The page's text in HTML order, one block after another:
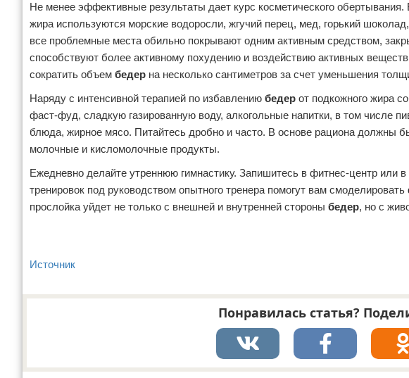
Не менее эффективные результаты дает курс косметического обертывания.
жира используются морские водоросли, жгучий перец, мед, горький
все проблемные места обильно покрывают одним активным средством,
способствуют более активному похудению и воздействию активных
сократить объем бедер на несколько сантиметров за счет уменьшения
Наряду с интенсивной терапией по избавлению бедер от подкожного жира
фаст-фуд, сладкую газированную воду, алкогольные напитки, в том числе
блюда, жирное мясо. Питайтесь дробно и часто. В основе рациона должны
молочные и кисломолочные продукты.
Ежедневно делайте утреннюю гимнастику. Запишитесь в фитнес-центр или
тренировок под руководством опытного тренера помогут вам
прослойка уйдет не только с внешней и внутренней стороны бедер, но с
Источник
Понравилась статья?